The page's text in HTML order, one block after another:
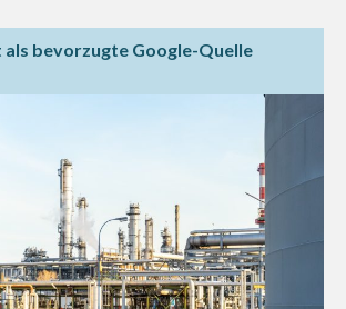
bevorzugte Google-Quelle